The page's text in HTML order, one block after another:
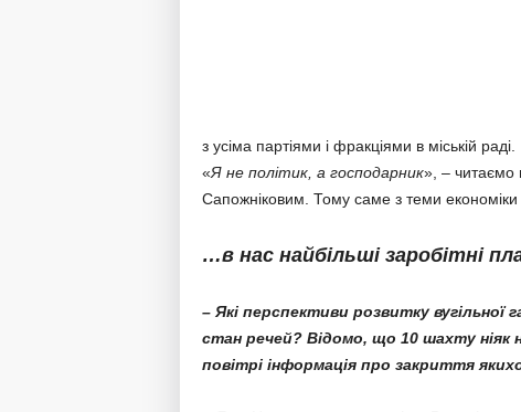
з усіма партіями і фракціями в міській раді.
«Я не політик, а господарник», – читаємо
Сапожніковим. Тому саме з теми
…в нас найбільші заробітні
– Які перспективи розвитку вугільної
стан речей? Відомо, що 10 шахту
повітрі інформація про закриття